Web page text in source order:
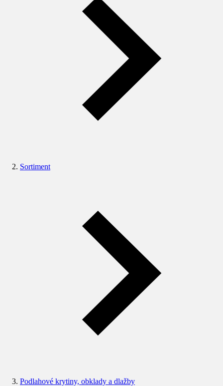
Sortiment
Podlahové krytiny, obklady a dlažby